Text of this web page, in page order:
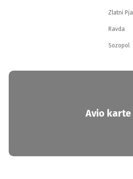
Zlatni
Ravda
Sozopol
Avio karte